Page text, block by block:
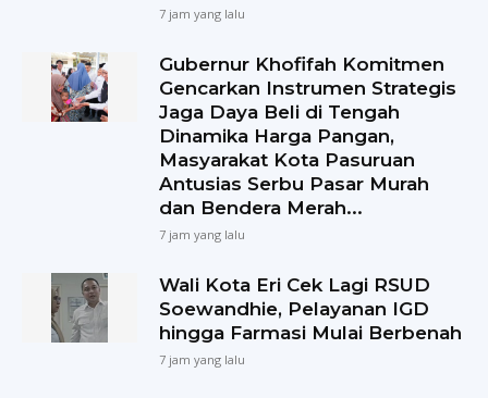
7 jam yang lalu
Gubernur Khofifah Komitmen
Gencarkan Instrumen Strategis
Jaga Daya Beli di Tengah
Dinamika Harga Pangan,
Masyarakat Kota Pasuruan
Antusias Serbu Pasar Murah
dan Bendera Merah...
7 jam yang lalu
Wali Kota Eri Cek Lagi RSUD
Soewandhie, Pelayanan IGD
hingga Farmasi Mulai Berbenah
7 jam yang lalu